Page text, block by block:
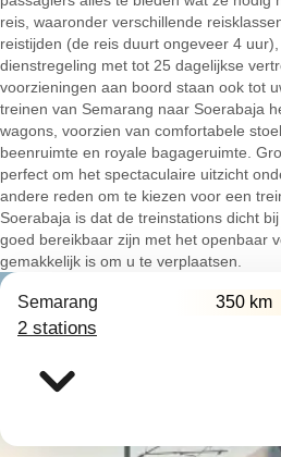
reis, waaronder verschillende
reistijden (de reis duurt ongeveer 4
dienstregeling met tot 25 dagelijkse
voorzieningen aan boord staan ook tot
treinen van Semarang naar Soerabaja
wagons, voorzien van comfortabele
beenruimte en royale bagageruimte.
perfect om het spectaculaire uitzicht
andere reden om te kiezen voor een
Soerabaja is dat de treinstations dicht
goed bereikbaar zijn met het openbaar
gemakkelijk is om u te verplaatsen.
Semarang 350 km
2 stations